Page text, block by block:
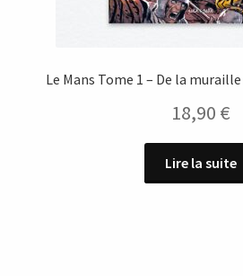
Le Mans Tome 1 – De la
18,90 €
Lire la suite